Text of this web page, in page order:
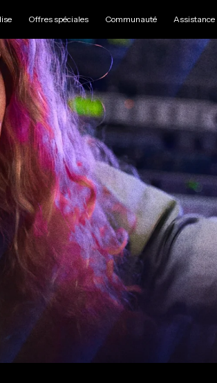
Offres spéciales Communauté Assistance